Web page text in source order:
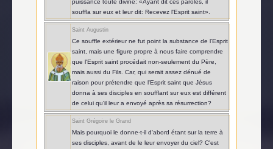
puissance toute divine: «Ayant dit ces paroles, il
souffla sur eux et leur dit: Recevez l'Esprit saint».
Saint Augustin
Ce souffle extérieur ne fut point la substance de l'Esprit
saint, mais une figure propre à nous faire comprendre
que l'Esprit saint procédait non-seulement du Père,
mais aussi du Fils. Car, qui serait assez dénué de
raison pour prétendre que l'Esprit saint que Jésus
donna à ses disciples en soufflant sur eux est différent
de celui qu'il leur a envoyé après sa résurrection?
Saint Grégoire le Grand
Mais pourquoi le donne-t-il d'abord étant sur la terre à
ses disciples, avant de le leur envoyer du ciel? C'est